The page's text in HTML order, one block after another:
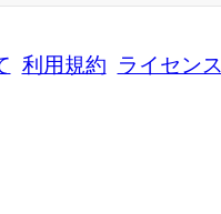
利用規約 ライセンス